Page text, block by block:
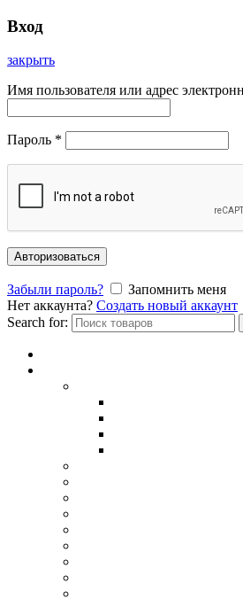
Вход
закрыть
Имя пользователя или адрес
Пароль *
Авторизоваться
Забыли пароль?
Запомнить меня
Нет аккаунта? Создать новый аккаунт
Search for: